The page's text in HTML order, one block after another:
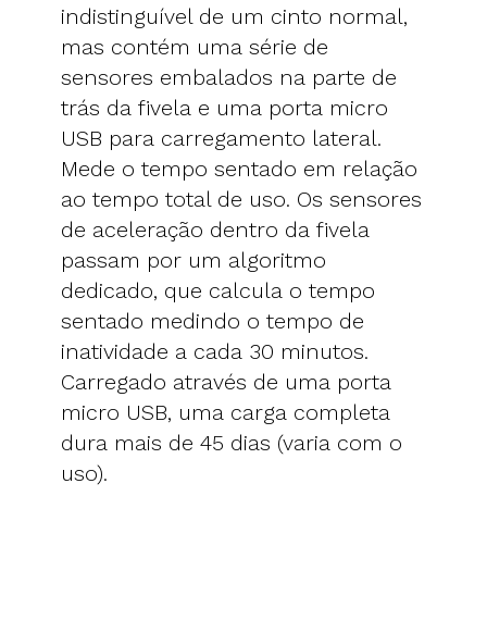
indistinguível de um cinto normal,
mas contém uma série de
sensores embalados na parte de
trás da fivela e uma porta micro
USB para carregamento lateral.
Mede o tempo sentado em relação
ao tempo total de uso. Os sensores
de aceleração dentro da fivela
passam por um algoritmo
dedicado, que calcula o tempo
sentado medindo o tempo de
inatividade a cada 30 minutos.
Carregado através de uma porta
micro USB, uma carga completa
dura mais de 45 dias (varia com o
uso).